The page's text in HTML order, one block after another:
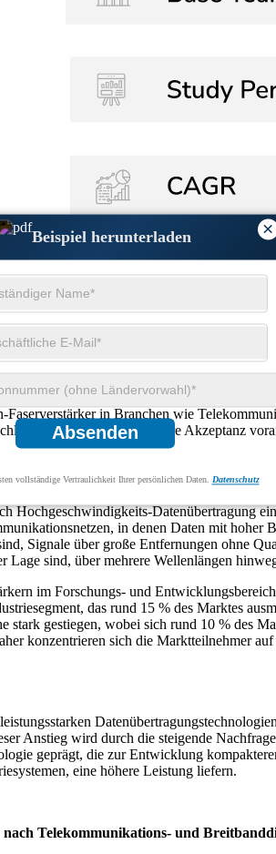
×
Beispiel herunterladen
Absenden
vollständige Vertraulichkeit Ihrer persönlichen Daten. Datenschutz
insbesondere in optischen
Kommunikation über große Entfernungen
in Branchen wie
zu liefern, hat ihre Akzeptanz
Hochgeschwindigkeits-Datenübertragung
in denen Daten mit hoher
Signale über große Entfernungen ohne
sind, über mehrere Wellenlängen
im Forschungs- und
das rund 15 % des Marktes
stark gestiegen, wobei sich rund 10 % des
konzentrieren sich die Marktteilnehmer
Anstieg wird durch die steigende
geprägt, die zur Entwicklung
eine höhere Leistung liefern.
nach Telekommunikations- und